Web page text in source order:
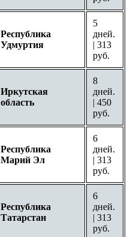
Республика
Удмуртия
5
дней.
| 313
руб.
Иркутская
область
8
дней.
| 450
руб.
Республика
Марий Эл
6
дней.
| 313
руб.
Республика
Татарстан
6
дней.
| 313
руб.